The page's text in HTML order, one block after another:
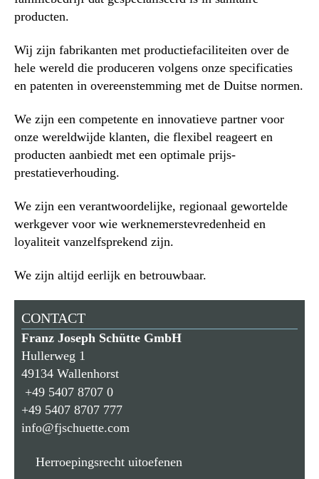
producten.
Wij zijn fabrikanten met productiefaciliteiten over de
hele wereld die produceren volgens onze specificaties
en patenten in overeenstemming met de Duitse normen.
We zijn een competente en innovatieve partner voor
onze wereldwijde klanten, die flexibel reageert en
producten aanbiedt met een optimale prijs-
prestatieverhouding.
We zijn een verantwoordelijke, regionaal gewortelde
werkgever voor wie werknemerstevredenheid en
loyaliteit vanzelfsprekend zijn.
We zijn altijd eerlijk en betrouwbaar.
CONTACT
Franz Joseph Schütte GmbH
Hullerweg 1
49134 Wallenhorst
+49 5407 8707 0
+49 5407 8707 777
info@fjschuette.com
Herroepingsrecht uitoefenen